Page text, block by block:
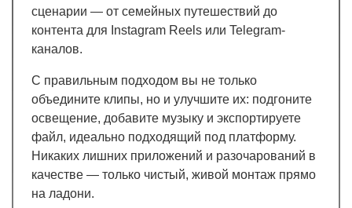
сценарии — от семейных путешествий до
контента для Instagram Reels или Telegram-
каналов.
С правильным подходом вы не только
объедините клипы, но и улучшите их: подгоните
освещение, добавите музыку и экспортируете
файл, идеально подходящий под платформу.
Никаких лишних приложений и разочарований в
качестве — только чистый, живой монтаж прямо
на ладони.